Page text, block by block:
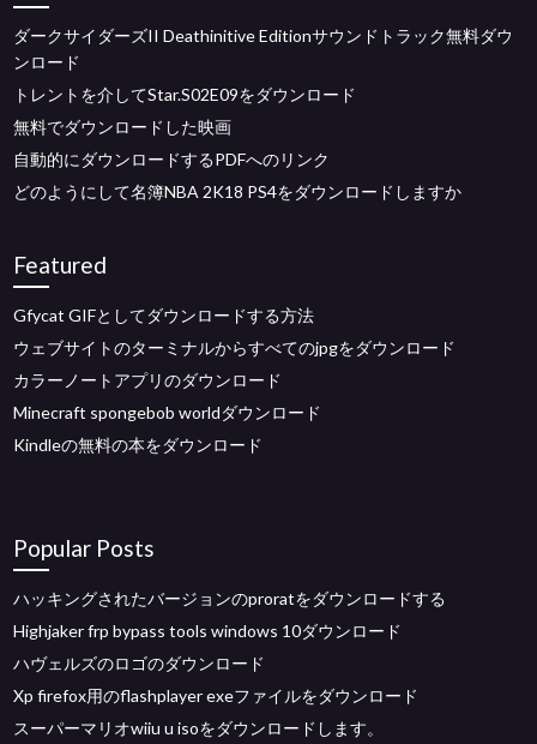
ダークサイダーズII Deathinitive Editionサウンドトラック無料ダウ
ンロード
トレントを介してStar.S02E09をダウンロード
無料でダウンロードした映画
自動的にダウンロードするPDFへのリンク
どのようにして名簿NBA 2K18 PS4をダウンロードしますか
Featured
Gfycat GIFとしてダウンロードする方法
ウェブサイトのターミナルからすべてのjpgをダウンロード
カラーノートアプリのダウンロード
Minecraft spongebob worldダウンロード
Kindleの無料の本をダウンロード
Popular Posts
ハッキングされたバージョンのproratをダウンロードする
Highjaker frp bypass tools windows 10ダウンロード
ハヴェルズのロゴのダウンロード
Xp firefox用のflashplayer exeファイルをダウンロード
スーパーマリオwiiu u isoをダウンロードします。